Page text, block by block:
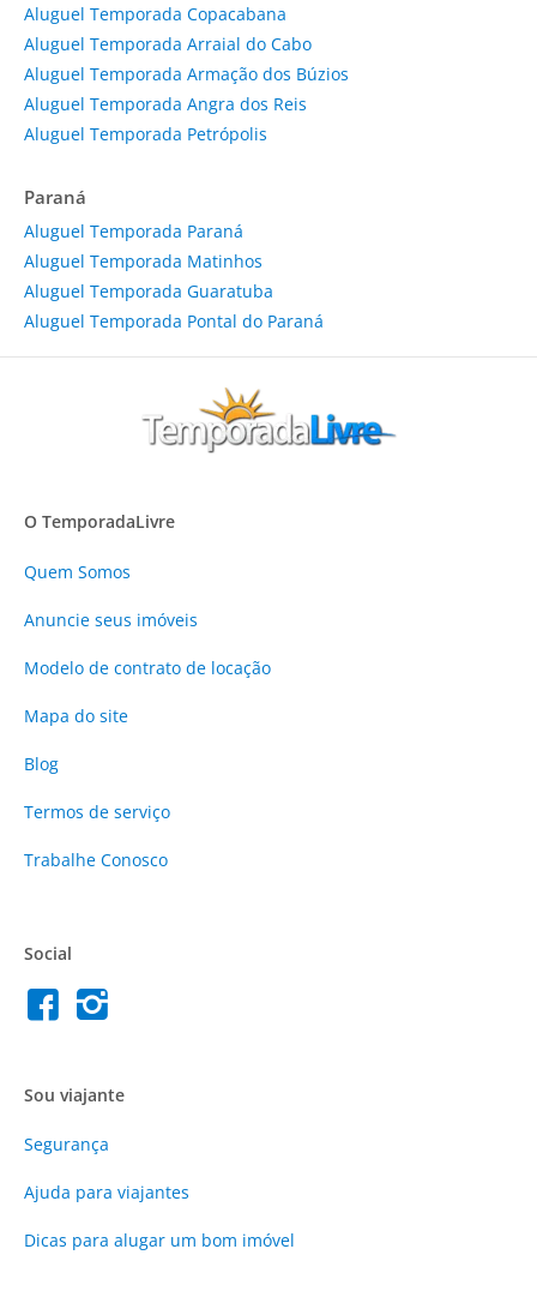
Aluguel Temporada Copacabana
Aluguel Temporada Arraial do Cabo
Aluguel Temporada Armação dos Búzios
Aluguel Temporada Angra dos Reis
Aluguel Temporada Petrópolis
Paraná
Aluguel Temporada Paraná
Aluguel Temporada Matinhos
Aluguel Temporada Guaratuba
Aluguel Temporada Pontal do Paraná
O TemporadaLivre
Quem Somos
Anuncie seus imóveis
Modelo de contrato de locação
Mapa do site
Blog
Termos de serviço
Trabalhe Conosco
Social
Sou viajante
Segurança
Ajuda para viajantes
Dicas para alugar um bom imóvel